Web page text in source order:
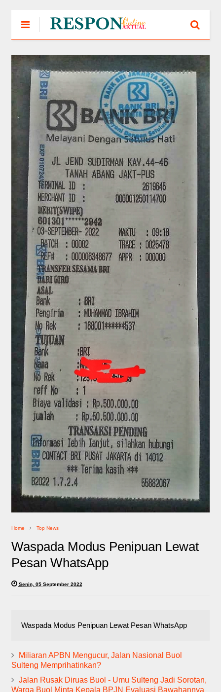
Home Top News
Waspada Modus Penipuan Lewat
Pesan WhatsApp
Senin, 05 September 2022
Waspada Modus Penipuan Lewat Pesan WhatsApp
Miliaran APBN Mengucur, Jalan Nasional Buol
Sulteng Memprihatinkan?
Jalan Rusak Diruas Buol - Umu Sulteng Jadi Sorotan,
Warga Buol Minta Kepala BPJN Evaluasi Bawahannya